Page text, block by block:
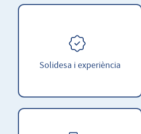
Solidesa i experiència